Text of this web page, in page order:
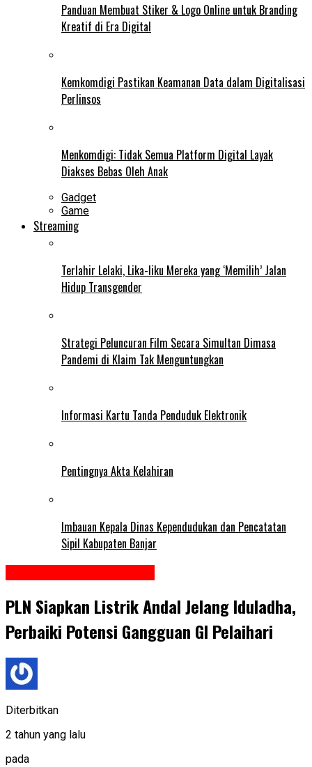
Panduan Membuat Stiker & Logo Online untuk Branding
Kreatif di Era Digital
Kemkomdigi Pastikan Keamanan Data dalam Digitalisasi
Perlinsos
Menkomdigi: Tidak Semua Platform Digital Layak
Diakses Bebas Oleh Anak
Gadget
Game
Streaming
Terlahir Lelaki, Lika-liku Mereka yang ‘Memilih’ Jalan
Hidup Transgender
Strategi Peluncuran Film Secara Simultan Dimasa
Pandemi di Klaim Tak Menguntungkan
Informasi Kartu Tanda Penduduk Elektronik
Pentingnya Akta Kelahiran
Imbauan Kepala Dinas Kependudukan dan Pencatatan
Sipil Kabupaten Banjar
PLN Siapkan Listrik Andal Jelang Iduladha,
Perbaiki Potensi Gangguan GI Pelaihari
Diterbitkan
2 tahun yang lalu
pada